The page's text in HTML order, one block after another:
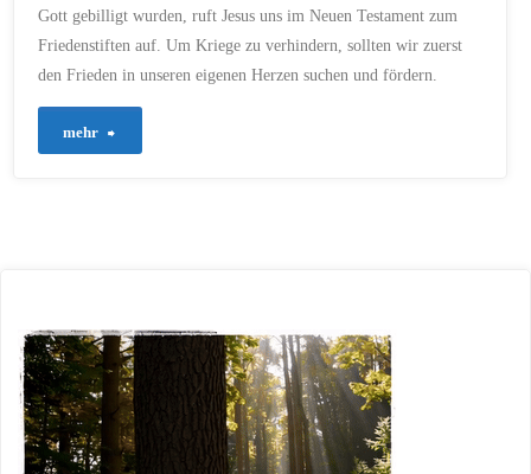
Gott gebilligt wurden, ruft Jesus uns im Neuen Testament zum
Friedenstiften auf. Um Kriege zu verhindern, sollten wir zuerst
den Frieden in unseren eigenen Herzen suchen und fördern.
mehr